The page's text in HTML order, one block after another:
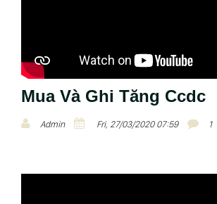
Mua Và Ghi Tăng Ccdc
Admin Fri, 27/03/2020 07:59 1